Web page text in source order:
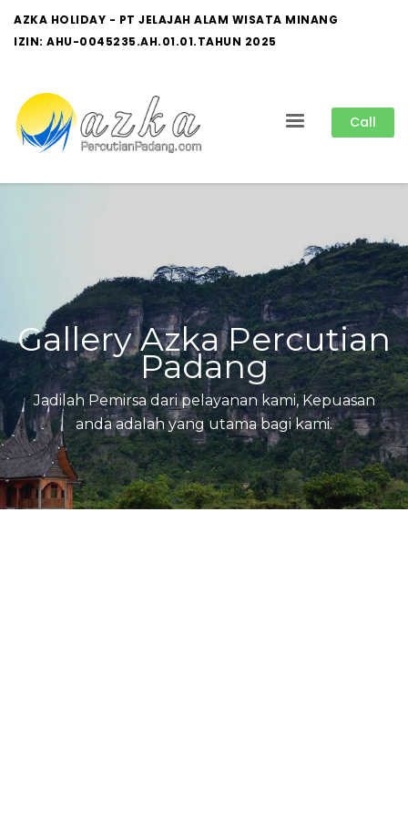
AZKA HOLIDAY - PT JELAJAH ALAM WISATA MINANG
IZIN: AHU-0045235.AH.01.01.TAHUN 2025
Call
Gallery Azka Percutian
Padang
Jadilah Pemirsa dari pelayanan kami, Kepuasan
anda adalah yang utama bagi kami.